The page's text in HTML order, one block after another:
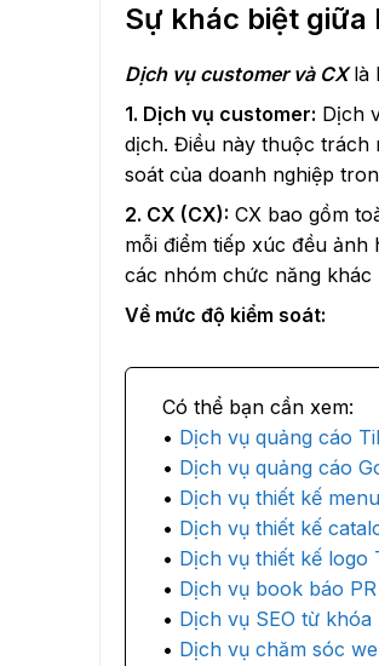
Sự khác biệt giữa
Dịch vụ customer và CXlà
1. Dịch vụ customer: Dịch
dịch. Điều này thuộc trách
soát của doanh nghiệp
2. CX (CX): CX bao gồm
mỗi điểm tiếp xúc đều
các nhóm chức năng khác
Về mức độ kiểm soát:
Dịch vụ quảng cáo
Dịch vụ quảng cáo
Dịch vụ thiết kế
Dịch vụ thiết kế
Dịch vụ thiết kế logo
Dịch vụ book báo PR
Dịch vụ SEO từ khóa
Dịch vụ chăm sóc